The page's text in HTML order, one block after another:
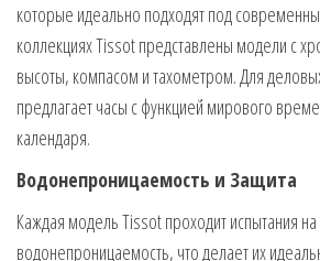
которые идеально подходят под
коллекциях Tissot представлены модели с
высоты, компасом и тахометром. Для
предлагает часы с функцией мирового
календаря.
Водонепроницаемость и Защита
Каждая модель Tissot проходит испытания на
водонепроницаемость, что делает их